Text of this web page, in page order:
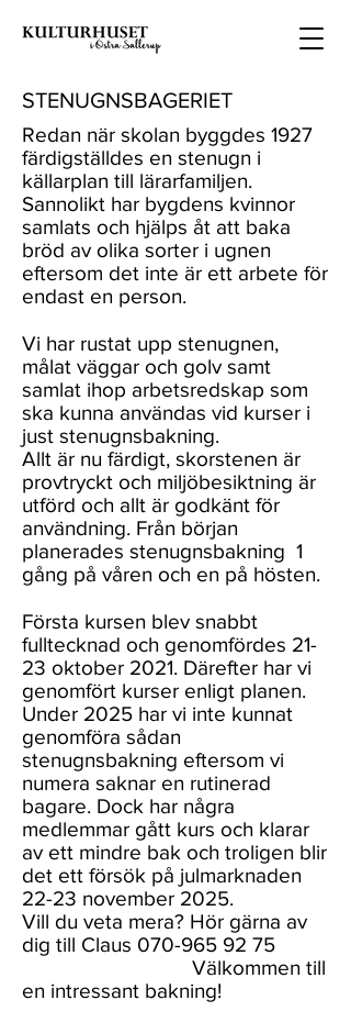
STENUGNSBAGERIET
Redan när skolan byggdes 1927
färdigställdes en stenugn i
källarplan till lärarfamiljen.
Sannolikt har bygdens kvinnor
samlats och hjälps åt att baka
bröd av olika sorter i ugnen
eftersom det inte är ett arbete för
endast en person.
Vi har rustat upp stenugnen,
målat väggar och golv samt
samlat ihop arbetsredskap som
ska kunna användas vid kurser i
just stenugnsbakning.
Allt är nu färdigt, skorstenen är
provtryckt och miljöbesiktning är
utförd och allt är godkänt för
användning. Från början
planerades stenugnsbakning 1
gång på våren och en på hösten.
Första kursen blev snabbt
fulltecknad och genomfördes 21-
23 oktober 2021. Därefter har vi
genomfört kurser enligt planen.
Under 2025 har vi inte kunnat
genomföra sådan
stenugnsbakning eftersom vi
numera saknar en rutinerad
bagare. Dock har några
medlemmar gått kurs och klarar
av ett mindre bak och troligen blir
det ett försök på julmarknaden
22-23 november 2025.
Vill du veta mera? Hör gärna av
dig till Claus 070-965 92 75
Välkommen till
en intressant bakning!